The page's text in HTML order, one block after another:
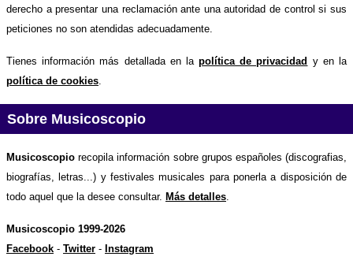
derecho a presentar una reclamación ante una autoridad de control si sus
peticiones no son atendidas adecuadamente.
Tienes información más detallada en lapolítica de privacidad y en la
política de cookies
Sobre Musicoscopio
Musicoscopio recopila información sobre grupos españoles (discografias,
biografías, letras...) y festivales musicales para ponerla a disposición de
todo aquel que la desee consultar. Más detalles.
Musicoscopio 1999-2026
Facebook - Twitter - Instagram